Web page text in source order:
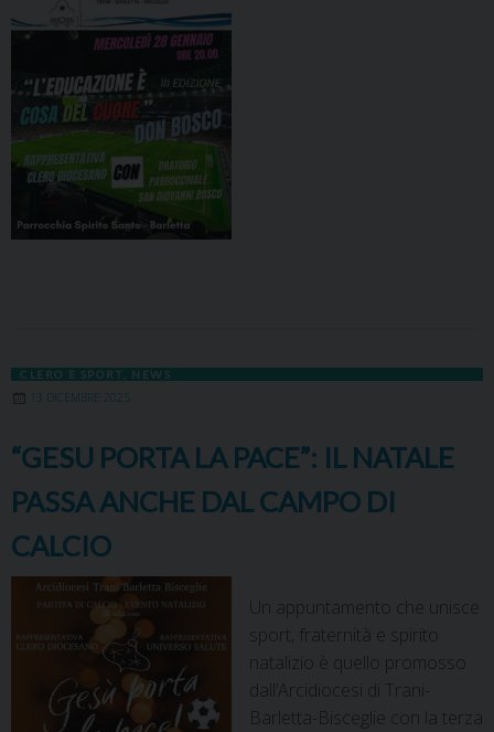
CLERO E SPORT NEWS
13 DICEMBRE 2025
“GESU PORTA LA PACE”: IL NATALE
PASSA ANCHE DAL CAMPO DI
CALCIO
Un appuntamento che unisce
sport, fraternità e spirito
natalizio è quello promosso
dall’Arcidiocesi di Trani-
Barletta-Bisceglie con la terza